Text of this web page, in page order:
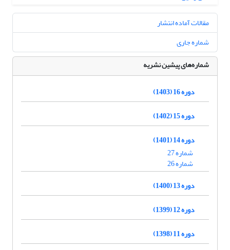
مقالات آماده انتشار
شماره جاری
شماره‌های پیشین نشریه
دوره 16 (1403)
دوره 15 (1402)
دوره 14 (1401)
شماره 27
شماره 26
دوره 13 (1400)
دوره 12 (1399)
دوره 11 (1398)